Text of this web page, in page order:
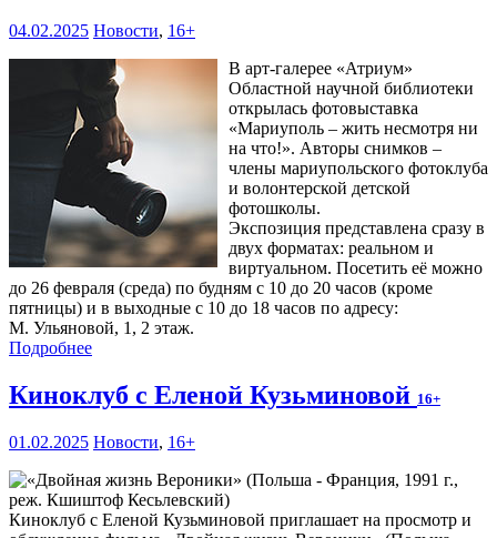
04.02.2025 Новости, 16+
В арт-галерее «Атриум»
Областной научной библиотеки
открылась фотовыставка
«Мариуполь – жить несмотря ни
на что!». Авторы снимков –
члены мариупольского фотоклуба
и волонтерской детской
фотошколы.
Экспозиция представлена сразу в
двух форматах: реальном и
виртуальном. Посетить её можно
до 26 февраля (среда) по будням с 10 до 20 часов (кроме
пятницы) и в выходные с 10 до 18 часов по адресу:
М. Ульяновой, 1, 2 этаж.
Подробнее
Киноклуб с Еленой Кузьминовой 16+
01.02.2025 Новости, 16+
Киноклуб с Еленой Кузьминовой приглашает на просмотр и